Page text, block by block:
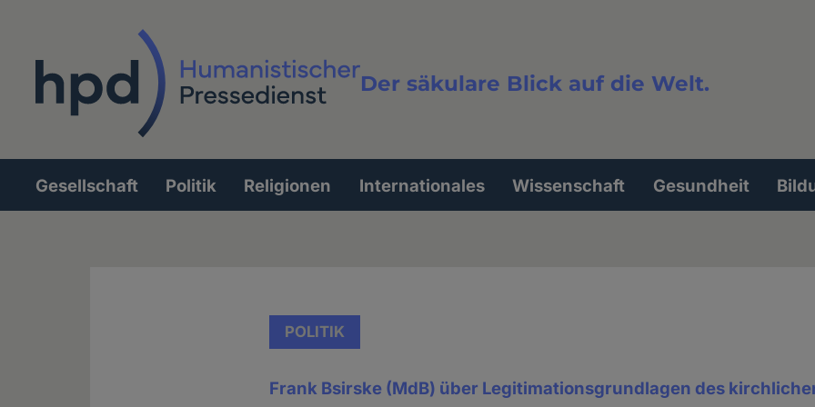
Der säkulare Blick auf die Welt.
Volltextsuche
Hauptnavigation
Gesellschaft Politik Religionen Internationales Wissenschaft Gesundheit
POLITIK
Frank Bsirske (MdB) über Legitimationsgrundlagen des